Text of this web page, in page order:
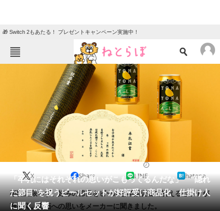
🎁 Switch 2もあたる！ プレゼントキャンペーン実施中！
ねとらぼメニュー
ニュース
クイズ
地域
教育・育児
リサーチ
会員記事
メディア
「卒乳にはそれぞれの思いがこもってるんだな」 “隠れ
た節目”を祝うビールセットが好評受け商品化 仕掛け人
に聞く反響
X Share LINE hatena
卒乳に限らず、好みの節目をビールと卒業証書で祝えるセットが
商品化。企画への思いをメーカーに聞きました。